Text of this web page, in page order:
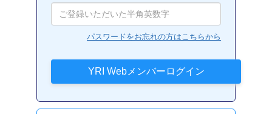
パスワードをお忘れの方はこちらから